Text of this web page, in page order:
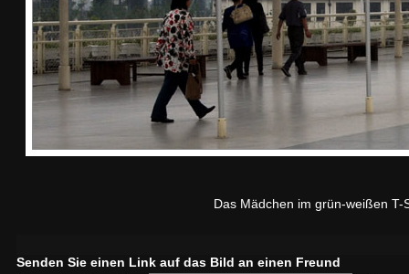
Das Mädchen im grün-weißen
Senden Sie einen Link auf das Bild an einen Freund